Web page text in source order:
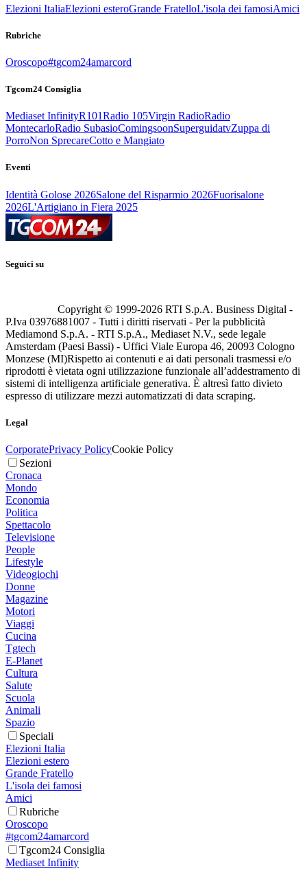
Elezioni ItaliaElezioni esteroGrande FratelloL'isola dei famosiAmici
Rubriche
Oroscopo#tgcom24amarcord
Tgcom24 Consiglia
Mediaset InfinityR101Radio 105Virgin RadioRadio
MontecarloRadio SubasioComingsoonSuperguidatvZuppa di
PorroNon SprecareCotto e Mangiato
Eventi
Identità Golose 2026Salone del Risparmio 2026Fuorisalone
2026L'Artigiano in Fiera 2025
Seguici su
Copyright © 1999-2026 RTI S.p.A. Business Digital -
P.Iva 03976881007 - Tutti i diritti riservati - Per la pubblicità
Mediamond S.p.A. - RTI S.p.A., Mediaset N.V., sede legale
Amsterdam (Paesi Bassi) - Uffici Viale Europa 46, 20093 Cologno
Monzese (MI)Rispetto ai contenuti e ai dati personali trasmessi e/o
riprodotti è vietata ogni utilizzazione funzionale all’addestramento di
sistemi di intelligenza artificiale generativa. È altresì fatto divieto
espresso di utilizzare mezzi automatizzati di data scraping.
Legal
CorporatePrivacy PolicyCookie Policy
Sezioni
Cronaca
Mondo
Economia
Politica
Spettacolo
Televisione
People
Lifestyle
Videogiochi
Donne
Magazine
Motori
Viaggi
Cucina
Tgtech
E-Planet
Cultura
Salute
Scuola
Animali
Spazio
Speciali
Elezioni Italia
Elezioni estero
Grande Fratello
L'isola dei famosi
Amici
Rubriche
Oroscopo
#tgcom24amarcord
Tgcom24 Consiglia
Mediaset Infinity